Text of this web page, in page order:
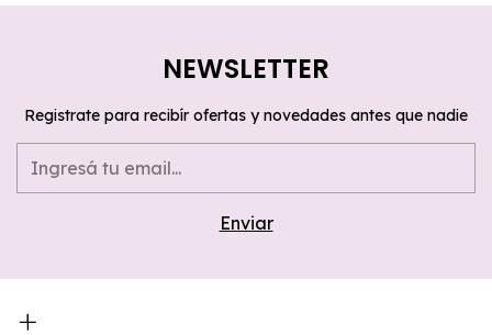
NEWSLETTER
Registrate para recibír ofertas y novedades antes que nadie